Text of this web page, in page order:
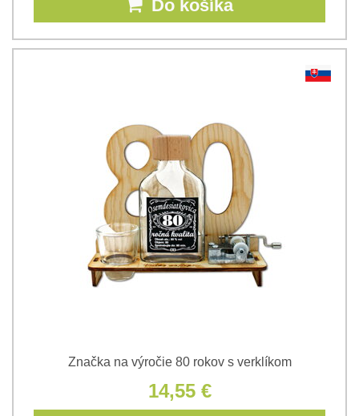
Do košíka
Značka na výročie 80 rokov s verklíkom
14,55 €